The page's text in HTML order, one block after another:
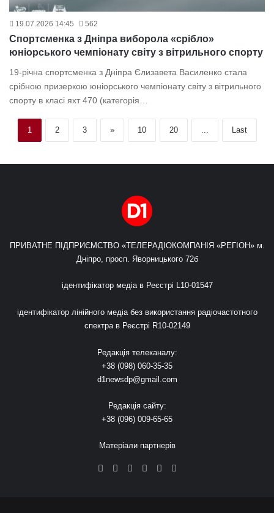
19.07.2026 14:45 562
Спортсменка з Дніпра виборола «срібло»
юніорського чемпіонату світу з вітрильного спорту
19-річна спортсменка з Дніпра Єлизавета Василенко стала
срібною призеркою юніорського чемпіонату світу з вітрильного
спорту в класі яхт 470 (категорія…
1 2 3 » 10 20 Last
ПРИВАТНЕ ПІДПРИЄМСТВО «ТЕЛЕРАДІОКОМПАНІЯ «РЕГІОН» м.
Дніпро, просп. Яворницького 72б
ідентифікатор медіа в Реєстрі L10-01547
ідентифікатор лінійного медіа без використання радіочастотного
спектра в Реєстрі R10-02149
Редакція телеканалу:
+38 (098) 060-35-35
d1newsdp@gmail.com
Редакція сайту:
+38 (096) 009-65-65
Матеріали партнерів
RSS Facebook
X YouTubeInstagram